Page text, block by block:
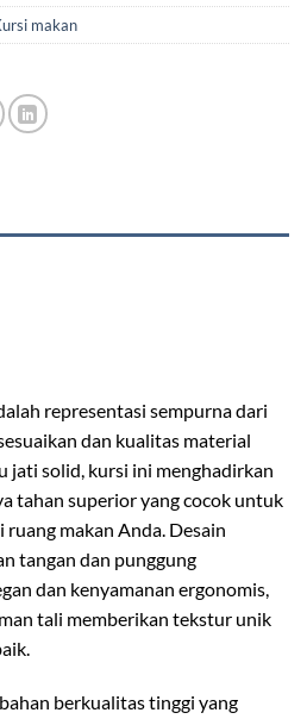
makan
representasi sempurna dari
dan kualitas material
jati solid, kursi ini menghadirkan
tahan superior yang cocok untuk
makan Anda. Desain
tangan dan punggung
dan kenyamanan ergonomis,
tali memberikan tekstur unik
berkualitas tinggi yang